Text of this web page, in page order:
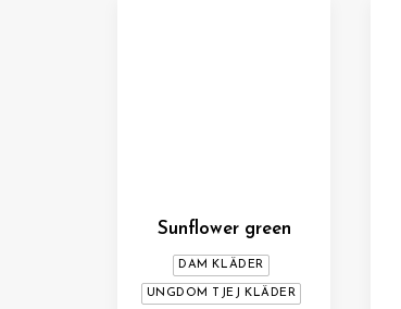
Sunflower green
DAM KLÄDER
UNGDOM TJEJ KLÄDER